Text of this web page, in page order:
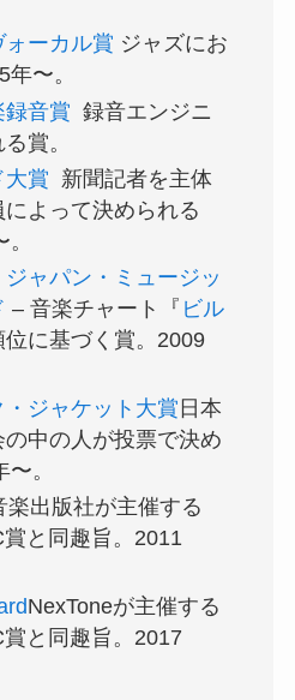
ォーカル賞 ジャズにお
〜。
録音賞 録音エンジニ
賞。
大賞 新聞記者を主体
よって決められる
ジャパン・ミュージッ
– 音楽チャート『 ビル
位に基づく賞。2009
・ジャケット大賞日本
の中の人が投票で決め
。
楽出版社が主催する
と同趣旨。2011
NexToneが主催する
と同趣旨。2017